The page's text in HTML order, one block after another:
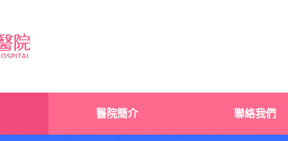
醫院簡介 聯絡我們